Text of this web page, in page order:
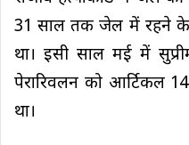
31 साल तक जेल में रहने के
था। इसी साल मई में
पेरारिवलन को आर्टिकल
था।